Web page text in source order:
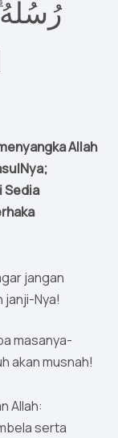
رُسُلَهُ
Allah
Sedia
jangan
janji-Nya!
masanya-
akan musnah!
Allah:
serta